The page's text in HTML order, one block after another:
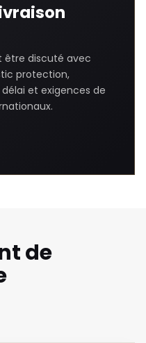
être discuté avec
protection,
et exigences de
de